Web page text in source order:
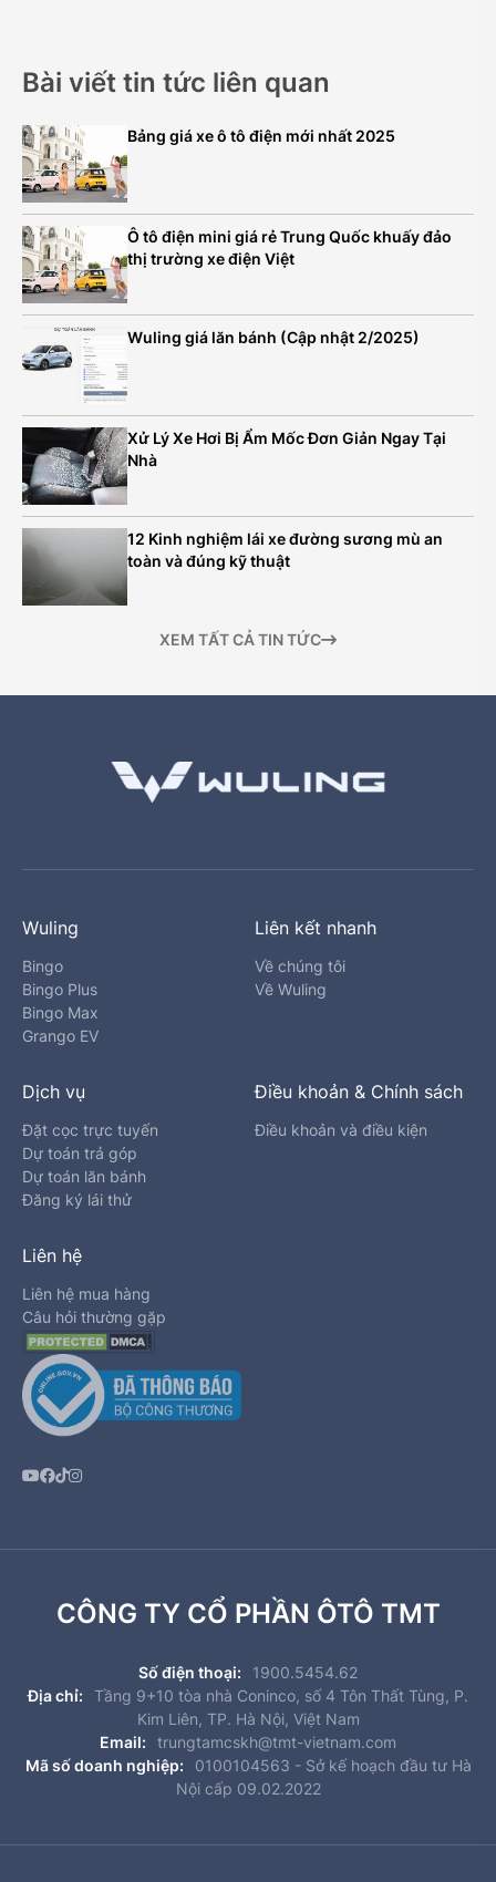
Bài viết tin tức liên quan
Bảng giá xe ô tô điện mới nhất 2025
Ô tô điện mini giá rẻ Trung Quốc khuấy đảo
thị trường xe điện Việt
Wuling giá lăn bánh (Cập nhật 2/2025)
Xử Lý Xe Hơi Bị Ẩm Mốc Đơn Giản Ngay Tại
Nhà
12 Kinh nghiệm lái xe đường sương mù an
toàn và đúng kỹ thuật
XEM TẤT CẢ TIN TỨC
Wuling
Bingo
Bingo Plus
Bingo Max
Grango EV
Liên kết nhanh
Về chúng tôi
Về Wuling
Dịch vụ
Đặt cọc trực tuyến
Dự toán trả góp
Dự toán lăn bánh
Đăng ký lái thử
Điều khoản & Chính sách
Điều khoản và điều kiện
Liên hệ
Liên hệ mua hàng
Câu hỏi thường gặp
CÔNG TY CỔ PHẦN ÔTÔ TMT
Số điện thoại:
1900.5454.62
Địa chỉ:
Tầng 9+10 tòa nhà Coninco, số 4 Tôn Thất Tùng, P.
Kim Liên, TP. Hà Nội, Việt Nam
Email:
trungtamcskh@tmt-vietnam.com
Mã số doanh nghiệp:
0100104563 - Sở kế hoạch đầu tư Hà
Nội cấp 09.02.2022